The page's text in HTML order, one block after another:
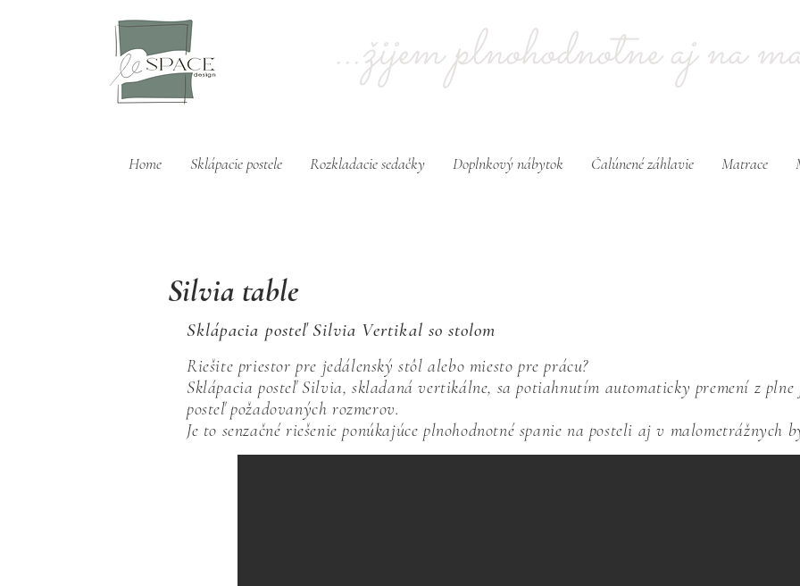
...žijem plnohodnotne aj na
Home Sklápacie postele Rozkladacie sedačky Doplnkový nábytok Čalúnené záhlavie Matrace
Silvia table
Sklápacia posteľ Silvia Vertikal so stolom
Riešite priestor pre jedálenský stôl alebo miesto pre prácu?
Sklápacia posteľ Silvia, skladaná vertikálne, sa potiahnutím automaticky premení z
posteľ požadovaných rozmerov.
Je to senzačné riešenie ponúkajúce plnohodnotné spanie na posteli aj v malometrážnych